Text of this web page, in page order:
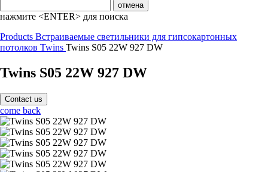
отмена
нажмите <ENTER> для поиска
Products Встраиваемые светильники для гипсокартонных
потолков Twins Twins S05 22W 927 DW
Twins S05 22W 927 DW
Contact us
come back